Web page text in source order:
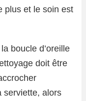
plus et le soin est
boucle d’oreille
doit être
serviette, alors